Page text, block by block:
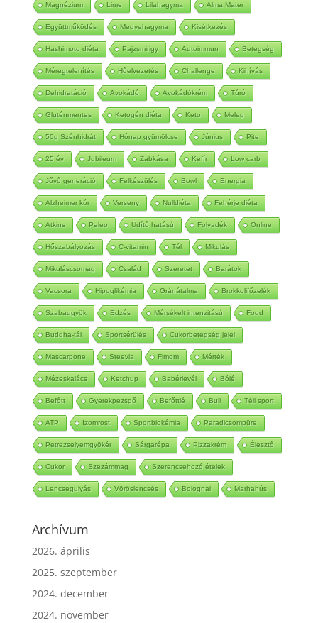
Magnézium Lime Lilahagyma Alma Mater
Együttműködés Medvehagyma Kisétkezés
Hashimoto diéta Pajzsmirigy Autoimmun Betegség
Méregtelenítés Hőelvezetés Challenge Kihívás
Dehidratáció Avokádó Avokádókrém Túró
Gluténmentes Ketogén diéta Keto Meleg
50g Szénhidrát Hónap gyümölcse Június Pite
25 év Jubileum Zabkása Kefír Low carb
Jővő generáció Felkészülés Bowl Energia
Alzheimer kór Verseny Nulldiéta Fehérje diéta
Atkins Paleo Üdítő hatású Folyadék Online
Hőszabályozás C-vitamin Tél Mikulás
Mikuláscsomag Család Szeretet Barátok
Vacsora Hipoglikémia Gránátalma Brokkolifőzelék
Szabadgyök Edzés Mérsékelt intenzitású Food
Buddha-tál Sportsérülés Cukorbetegség jelei
Mascarpone Steevia Fimom Mérték
Mézeskalács Ketchup Babérlevél Bólé
Befőtt Gyerekpezsgő Befőttlé Buli Téli sport
ATP Izomrost Sportbiokémia Paradicsompüre
Petrezselyemgyökér Sárgarépa Pizzakrém Élesztő
Cukor Szezámmag Szerencsehozó ételek
Lencsegulyás Vöröslencsés Bolognai Marhahús
Archívum
2026. április
2025. szeptember
2024. december
2024. november